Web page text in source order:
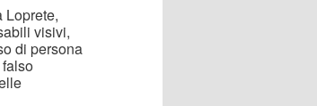
Loprete,
visivi,
di persona